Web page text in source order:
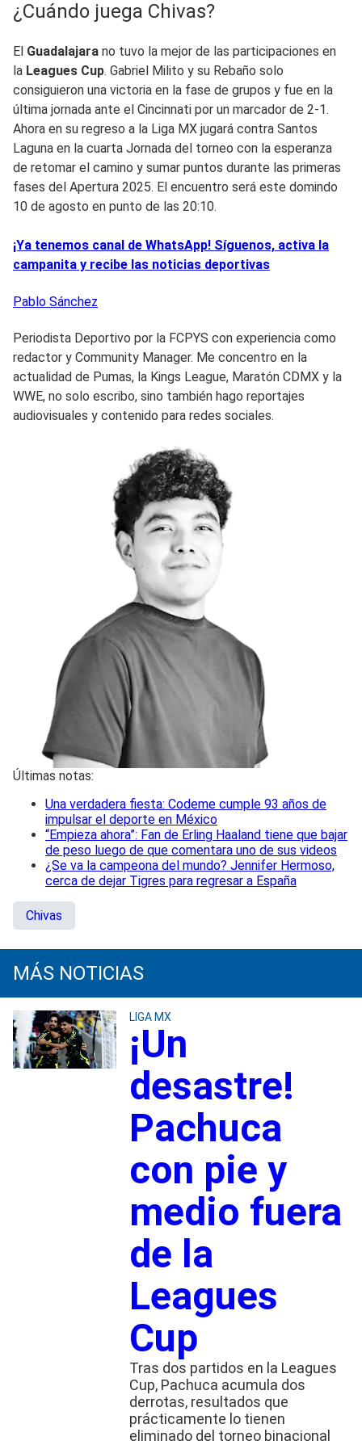
¿Cuándo juega Chivas?
El Guadalajara no tuvo la mejor de las participaciones en
la Leagues Cup. Gabriel Milito y su Rebaño solo
consiguieron una victoria en la fase de grupos y fue en la
última jornada ante el Cincinnati por un marcador de 2-1.
Ahora en su regreso a la Liga MX jugará contra Santos
Laguna en la cuarta Jornada del torneo con la esperanza
de retomar el camino y sumar puntos durante las primeras
fases del Apertura 2025. El encuentro será este domindo
10 de agosto en punto de las 20:10.
¡Ya tenemos canal de WhatsApp! Síguenos, activa la
campanita y recibe las noticias deportivas
Pablo Sánchez
Periodista Deportivo por la FCPYS con experiencia como
redactor y Community Manager. Me concentro en la
actualidad de Pumas, la Kings League, Maratón CDMX y la
WWE, no solo escribo, sino también hago reportajes
audiovisuales y contenido para redes sociales.
Últimas notas:
Una verdadera fiesta: Codeme cumple 93 años de
impulsar el deporte en México
“Empieza ahora”: Fan de Erling Haaland tiene que bajar
de peso luego de que comentara uno de sus videos
¿Se va la campeona del mundo? Jennifer Hermoso,
cerca de dejar Tigres para regresar a España
Chivas
MÁS NOTICIAS
LIGA MX
¡Un
desastre!
Pachuca
con pie y
medio fuera
de la
Leagues
Cup
Tras dos partidos en la Leagues
Cup, Pachuca acumula dos
derrotas, resultados que
prácticamente lo tienen
eliminado del torneo binacional